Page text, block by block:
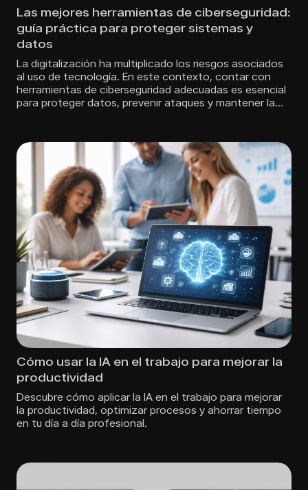
Las mejores herramientas de ciberseguridad:
guía práctica para proteger sistemas y
datos
La digitalización ha multiplicado los riesgos asociados
al uso de tecnología. En este contexto, contar con
herramientas de ciberseguridad adecuadas es esencial
para proteger datos, prevenir ataques y mantener la…
Cómo usar la IA en el trabajo para mejorar la
productividad
Descubre cómo aplicar la IA en el trabajo para mejorar
la productividad, optimizar procesos y ahorrar tiempo
en tu día a día profesional.